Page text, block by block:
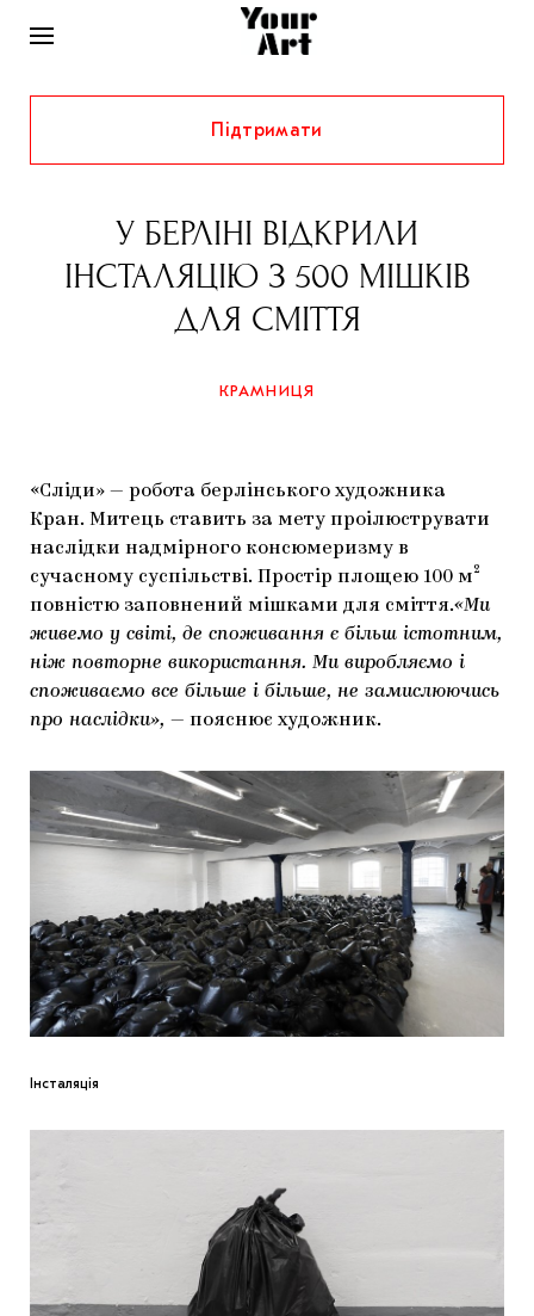
НОВИНИ
ІНТЕРВ’Ю
ХУДОЖНИКИ
КУРАТОРИ
РІДНИЙ КРАЙ
ФЕСТИВАЛІ
КОЛЕКЦІЇ
ГАЛЕРЕЇ
АРТЦЕНТРИ
СТАТТІ
КОНСПЕКТИ
КНИЖКИ І ЖУРНАЛИ
ЗАПАЛЕННЯ
ЯК ПІДТРИМУВАТИ УКРАЇНСЬКЕ МИСТЕЦТВО
МАРІУПОЛЬСЬКІ МАРГІНАЛІЇ
CARPATHIAN CULT ПРО РІЗДВЯНІ СВЯТА
КРАМНИЦЯ
Підтримати
У БЕРЛІНІ ВІДКРИЛИ
ІНСТАЛЯЦІЮ З 500 МІШКІВ
ДЛЯ СМІТТЯ
КРАМНИЦЯ
«Сліди» — робота берлінського художника
Кран. Митець ставить за мету проілюструвати
наслідки надмірного консюмеризму в
сучасному суспільстві. Простір площею 100 м²
повністю заповнений мішками для сміття.«Ми
живемо у світі, де споживання є більш істотним,
ніж повторне використання. Ми виробляємо і
споживаємо все більше і більше, не замислюючись
про наслідки», — пояснює художник.
Інсталяція